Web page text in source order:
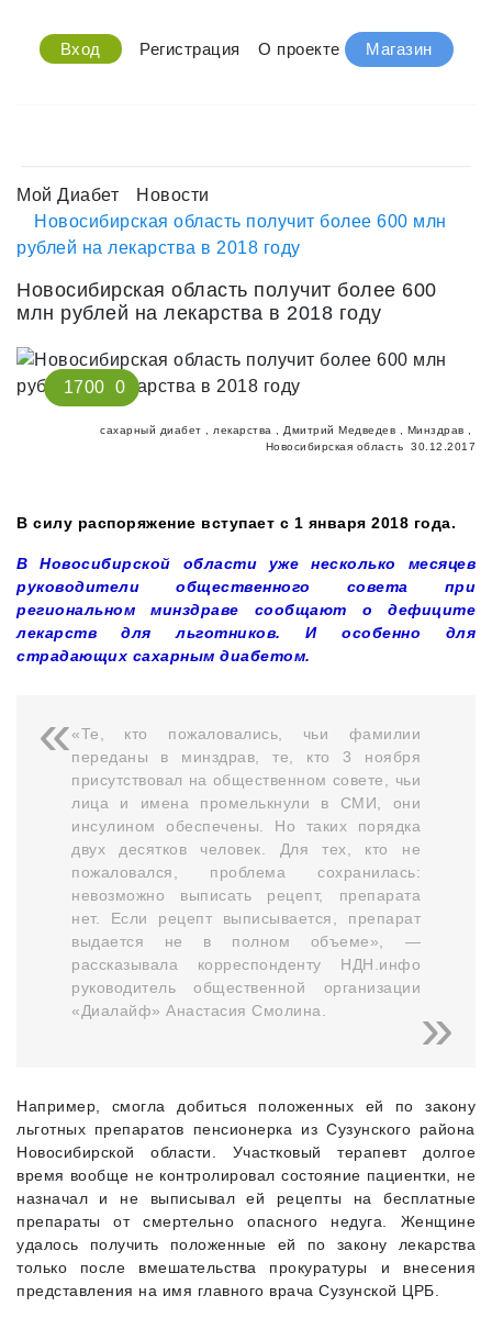
Вход Регистрация О проекте Магазин
Мой Диабет
Новости
Новосибирская область получит более 600 млн
рублей на лекарства в 2018 году
Новосибирская область получит более 600
млн рублей на лекарства в 2018 году
1700 0
сахарный диабет лекарства Дмитрий Медведев Минздрав
Новосибирская область
30.12.2017
В силу распоряжение вступает с 1 января 2018 года.
В Новосибирской области уже несколько месяцев
руководители общественного совета при
региональном минздраве сообщают о дефиците
лекарств для льготников. И особенно для
страдающих сахарным диабетом.
«Те, кто пожаловались, чьи фамилии
переданы в минздрав, те, кто 3 ноября
присутствовал на общественном совете, чьи
лица и имена промелькнули в СМИ, они
инсулином обеспечены. Но таких порядка
двух десятков человек. Для тех, кто не
пожаловался, проблема сохранилась:
невозможно выписать рецепт, препарата
нет. Если рецепт выписывается, препарат
выдается не в полном объеме», —
рассказывала корреспонденту НДН.инфо
руководитель общественной организации
«Диалайф» Анастасия Смолина.
Например, смогла добиться положенных ей по закону
льготных препаратов пенсионерка из Сузунского района
Новосибирской области. Участковый терапевт долгое
время вообще не контролировал состояние пациентки, не
назначал и не выписывал ей рецепты на бесплатные
препараты от смертельно опасного недуга. Женщине
удалось получить положенные ей по закону лекарства
только после вмешательства прокуратуры и внесения
представления на имя главного врача Сузунской ЦРБ.